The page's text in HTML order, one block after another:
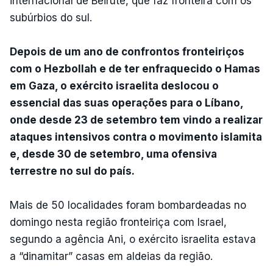
subúrbios do sul.
Depois de um ano de confrontos fronteiriços
com o Hezbollah e de ter enfraquecido o Hamas
em Gaza, o exército israelita deslocou o
essencial das suas operações para o Líbano,
onde desde 23 de setembro tem vindo a realizar
ataques intensivos contra o movimento islamita
e, desde 30 de setembro, uma ofensiva
terrestre no sul do país.
Mais de 50 localidades foram bombardeadas no
domingo nesta região fronteiriça com Israel,
segundo a agência Ani, o exército israelita estava
a “dinamitar” casas em aldeias da região.